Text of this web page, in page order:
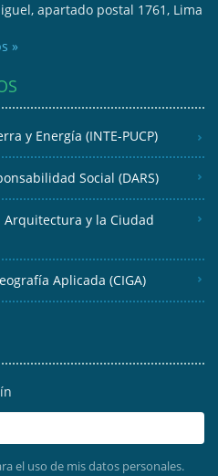
apartado postal 1761, Lima
»
y Energía (INTE-PUCP)
Social (DARS)
y la Ciudad
Aplicada (CIGA)
el uso de mis datos personales.